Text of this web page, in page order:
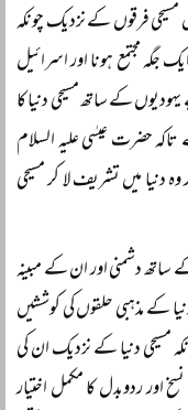
فرقوں کے نزدیک چونکہ
مجتمع ہونا اور اسرائیل
کے ساتھ مسیحی دنیا کا
حضرت عیسٰی علیہ السلام
دنیا میں تشریف لا کر مسیحی
دشمنی اور ان کے مبینہ
کے مذہبی حلقوں کی کوششیں
مسیحی دنیا کے نزدیک ان کی
اور ردوبدل کا مکمل اختیار